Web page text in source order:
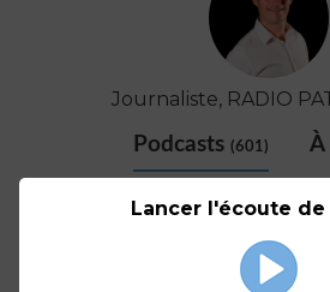
Journaliste, RADIO
Podcasts (601) À
Lancer l'écoute de